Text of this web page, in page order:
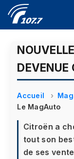
DEVENUE
Accueil
Le MagAuto
Citroën a
tout son
de ses